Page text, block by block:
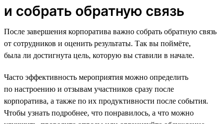
и собрать обратную связь
После завершения корпоратива важно собрать обратную связь
от сотрудников и оценить результаты. Так вы поймёте,
была ли достигнута цель, которую вы ставили в начале.
Часто эффективность мероприятия можно определить
по настроению и отзывам участников сразу после
корпоратива, а также по их продуктивности после события.
Чтобы узнать подробнее, что понравилось, а что можно